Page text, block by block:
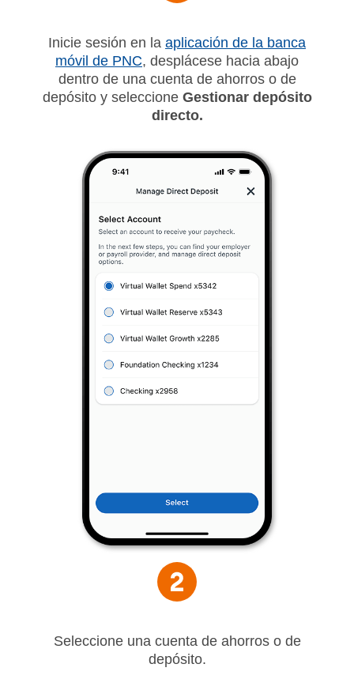
Inicie sesión en la aplicación de la banca
móvil de PNC, desplácese hacia abajo
dentro de una cuenta de ahorros o de
depósito y seleccione Gestionar depósito
directo.
Seleccione una cuenta de ahorros o de
depósito.